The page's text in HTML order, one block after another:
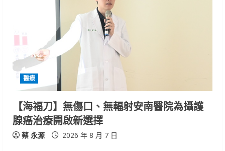
e
a
d
n
g
醫療
【海福刀】無傷口、無輻射安南醫院為攝護
腺癌治療開啟新選擇
蔡 永源 2026 年 8 月 7 日